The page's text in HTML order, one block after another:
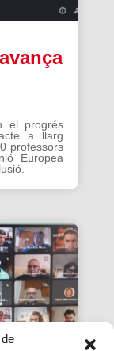
el progrés
a llarg
professors
Europea